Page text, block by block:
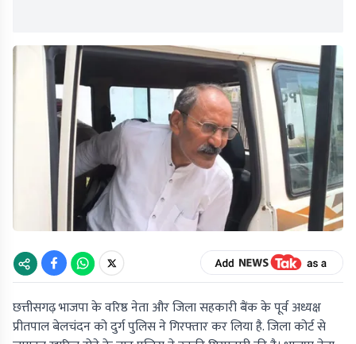
छत्तीसगढ़ भाजपा के वरिष्ठ नेता और जिला सहकारी बैंक के पूर्व अध्यक्ष
प्रीतपाल बेलचंदन को दुर्ग पुलिस ने गिरफ्तार कर लिया है. जिला कोर्ट से